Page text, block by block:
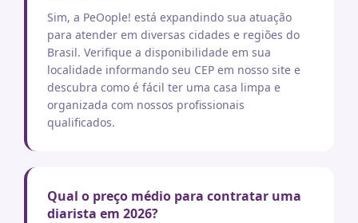
Sim, a PeOople! está expandindo sua atuação
para atender em diversas cidades e regiões do
Brasil. Verifique a disponibilidade em sua
localidade informando seu CEP em nosso site e
descubra como é fácil ter uma casa limpa e
organizada com nossos profissionais
qualificados.
Qual o preço médio para contratar uma
diarista em 2026?